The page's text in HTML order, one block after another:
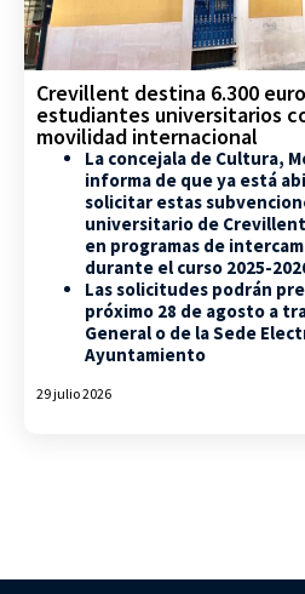
Crevillent destina 6.300
estudiantes universitarios
movilidad internacional
La concejala de Cultura,
informa de que ya está
solicitar estas
universitario de
en programas de
durante el curso 2025-
Las solicitudes podrán
próximo 28 de agosto a
General o de la Sede
Ayuntamiento
29 julio 2026